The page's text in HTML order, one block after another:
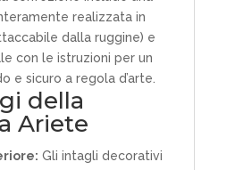
realizzata in
dalla ruggine) e
con le istruzioni per un
e sicuro a regola d’arte.
della
Ariete
Gli intagli decorativi